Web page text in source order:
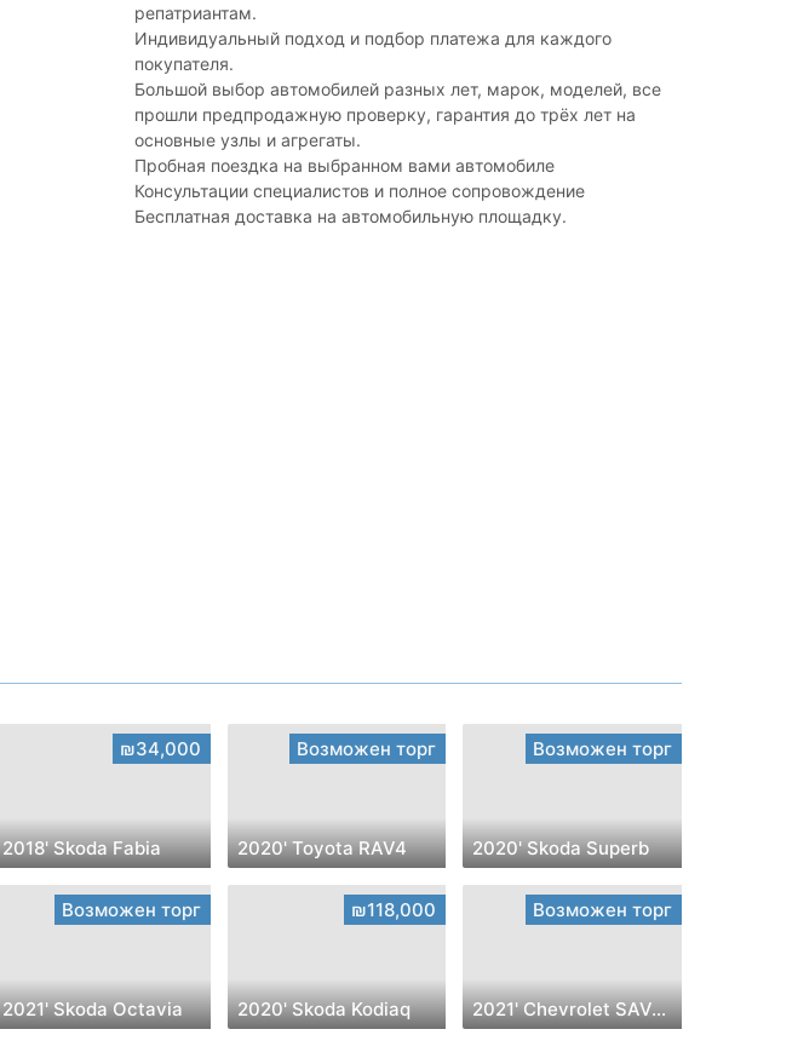
репатриантам.
Индивидуальный подход и подбор платежа для каждого
покупателя.
Большой выбор автомобилей разных лет, марок, моделей, все
прошли предпродажную проверку, гарантия до трёх лет на
основные узлы и агрегаты.
Пробная поездка на выбранном вами автомобиле
Консультации специалистов и полное сопровождение
Бесплатная доставка на автомобильную площадку.
₪34,000
2018' Skoda Fabia
Возможен торг
2020' Toyota RAV4
Возможен торг
2020' Skoda Superb
Возможен торг
2021' Skoda Octavia
₪118,000
2020' Skoda Kodiaq
Возможен торг
2021' Chevrolet SAVANA